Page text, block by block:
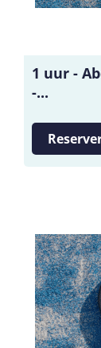
1 uur -
-...